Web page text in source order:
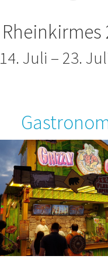
Rheinkirmes
14. Juli – 23.